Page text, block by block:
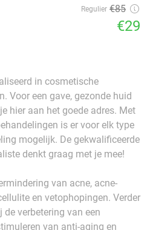
Regulier €85
€29
in cosmetische
Voor een gave, gezonde huid
hier aan het goede adres. Met
is er voor elk type
mogelijk. De gekwalificeerde
denkt graag met je mee!
van acne, acne-
en vetophopingen. Verder
verbetering van een
van anti-aging en